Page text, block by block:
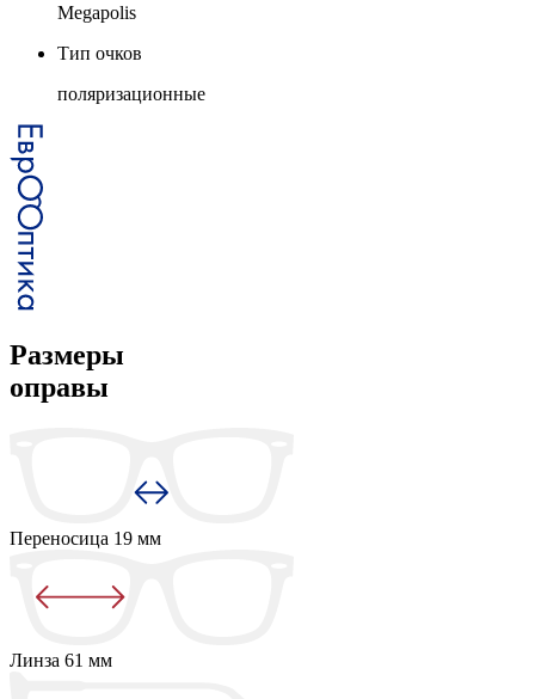
Megapolis
Тип очков
поляризационные
Размеры
оправы
Переносица 19 мм
Линза 61 мм